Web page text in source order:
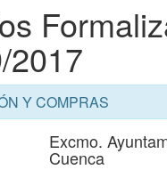
2017
Y COMPRAS
Excmo.
Cuenca